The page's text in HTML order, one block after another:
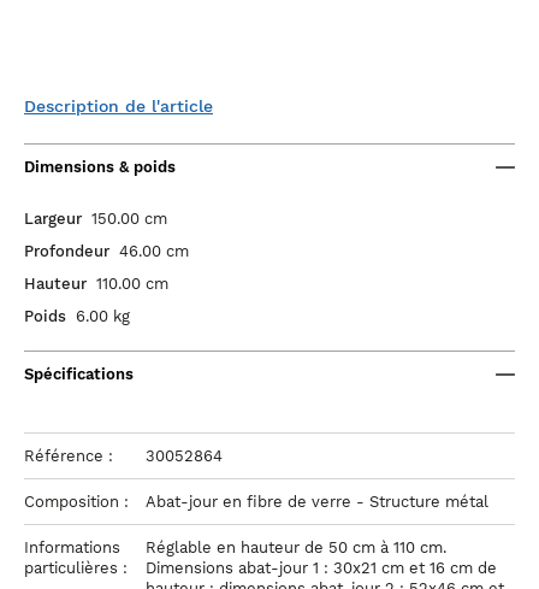
Description de l'article
Dimensions & poids
Largeur 150.00 cm
Profondeur 46.00 cm
Hauteur 110.00 cm
Poids 6.00 kg
Spécifications
Référence : 30052864
Composition : Abat-jour en fibre de verre - Structure métal
Informations
particulières :
Réglable en hauteur de 50 cm à 110 cm.
Dimensions abat-jour 1 : 30x21 cm et 16 cm de